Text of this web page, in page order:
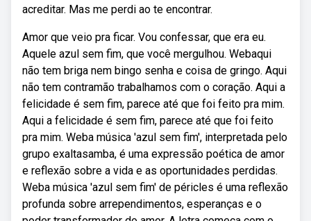
acreditar. Mas me perdi ao te encontrar.
Amor que veio pra ficar. Vou confessar, que era eu.
Aquele azul sem fim, que você mergulhou. Webaqui
não tem briga nem bingo senha e coisa de gringo. Aqui
não tem contramão trabalhamos com o coração. Aqui a
felicidade é sem fim, parece até que foi feito pra mim.
Aqui a felicidade é sem fim, parece até que foi feito
pra mim. Weba música 'azul sem fim', interpretada pelo
grupo exaltasamba, é uma expressão poética de amor
e reflexão sobre a vida e as oportunidades perdidas.
Weba música 'azul sem fim' de péricles é uma reflexão
profunda sobre arrependimentos, esperanças e o